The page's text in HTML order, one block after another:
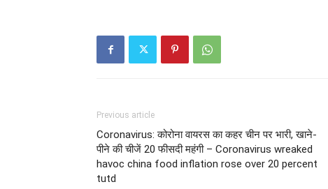
Previous article
Coronavirus: कोरोना वायरस का कहर चीन पर भारी, खाने-
पीने की चीजें 20 फीसदी महंगी – Coronavirus wreaked
havoc china food inflation rose over 20 percent
tutd